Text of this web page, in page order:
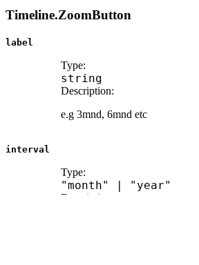
Timeline.ZoomButton
label
Type:
string
Description:
e.g 3mnd, 6mnd etc
interval
Type:
"month" | "year"
Description: